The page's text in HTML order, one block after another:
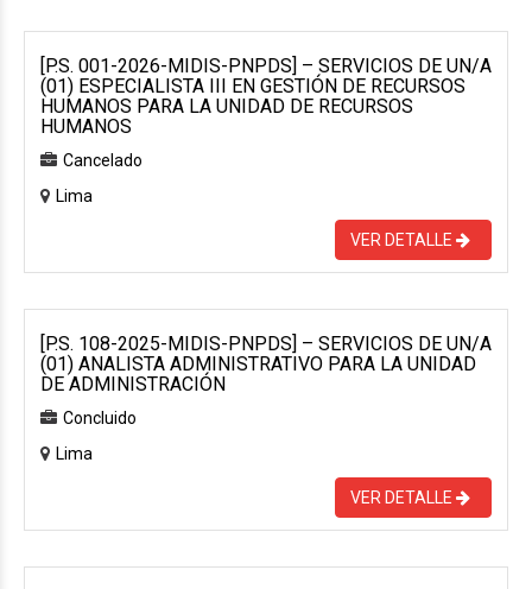
[P.S. 001-2026-MIDIS-PNPDS] – SERVICIOS DE UN/A
(01) ESPECIALISTA III EN GESTIÓN DE RECURSOS
HUMANOS PARA LA UNIDAD DE RECURSOS
HUMANOS
Cancelado
Lima
VER DETALLE
[P.S. 108-2025-MIDIS-PNPDS] – SERVICIOS DE UN/A
(01) ANALISTA ADMINISTRATIVO PARA LA UNIDAD
DE ADMINISTRACIÓN
Concluido
Lima
VER DETALLE